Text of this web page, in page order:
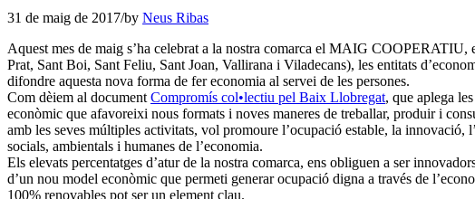
31 de maig de 2017/by Neus Ribas
Aquest mes de maig s’ha celebrat a la nostra comarca el MAIG COOPERATIU,
Prat, Sant Boi, Sant Feliu, Sant Joan, Vallirana i Viladecans), les entitats
difondre aquesta nova forma de fer economia al servei de les persones.
Com dèiem al document Compromís col•lectiu pel Baix Llobregat, que aplega
econòmic que afavoreixi nous formats i noves maneres de treballar, produir i
amb les seves múltiples activitats, vol promoure l’ocupació estable, la
socials, ambientals i humanes de l’economia.
Els elevats percentatges d’atur de la nostra comarca, ens obliguen a ser
d’un nou model econòmic que permeti generar ocupació digna a través de
100% renovables pot ser un element clau.